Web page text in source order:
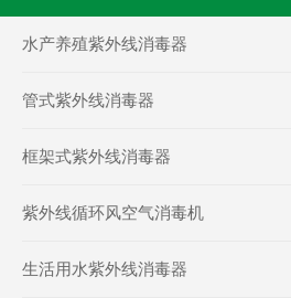
水产养殖紫外线消毒器
管式紫外线消毒器
框架式紫外线消毒器
紫外线循环风空气消毒机
生活用水紫外线消毒器